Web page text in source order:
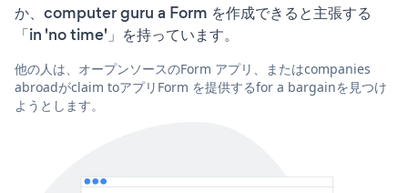
か、computer guru a Form を作成できると主張する
「in 'no time'」を持っています。
他の人は、オープンソースのForm アプリ、またはcompanies
abroadがclaim toアプリForm を提供するfor a bargainを見つけ
ようとします。